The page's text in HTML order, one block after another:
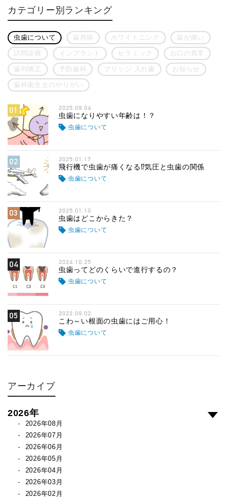
カテゴリー別ランキング
虫歯について 歯周病 ホワイトニング 歯が痛い
訪問診療 インプラント セラミック お口の異常
歯列矯正 予防歯科 ブリッジ 入れ歯 お知らせ
歯科衛生士のやりがい
01 2025.09.04
虫歯になりやすい年齢は！？
虫歯について
02 2025.01.17
飛行機で虫歯が痛くなる⁉気圧と虫歯の関係
虫歯について
03 2025.01.10
虫歯はどこからきた？
虫歯について
04 2024.10.25
虫歯ってどのくらいで進行するの？
虫歯について
05 2022.09.02
こわ～い根面の虫歯にはご用心！
虫歯について
アーカイブ
2026年
2026年08月
2026年07月
2026年06月
2026年05月
2026年04月
2026年03月
2026年02月